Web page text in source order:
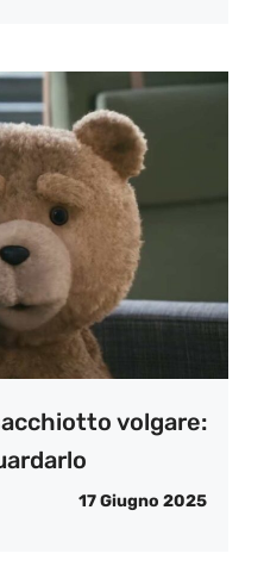
volgare:
17 Giugno 2025